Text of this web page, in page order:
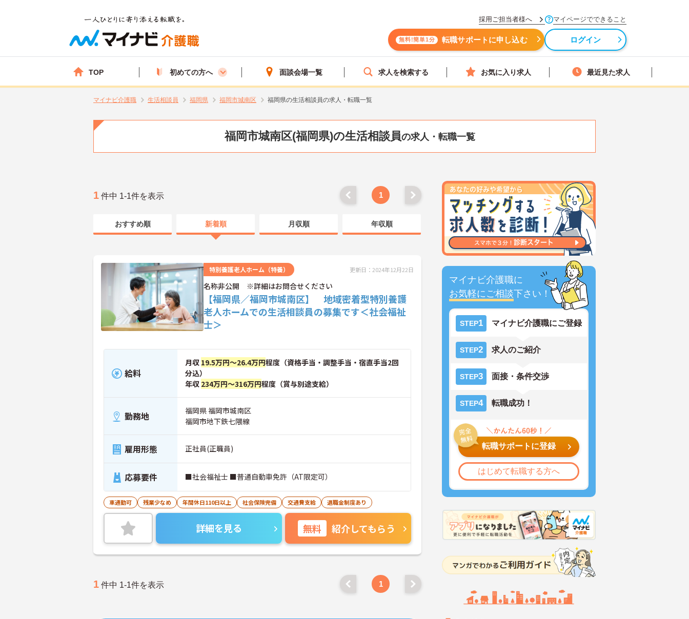
採用ご担当者様へ マイページでできること
無料!簡単1分 転職サポートに申し込む ログイン
TOP 初めての方へ 面談会場一覧 求人を検索する お気に入り求人 最近見た求人
マイナビ介護職 生活相談員 福岡県 福岡市城南区 福岡県の生活相談員の求人・転職一覧
福岡市城南区(福岡県)の生活相談員の求人・転職一覧
マイナビ介護職に
お気軽にご相談下さい！
STEP1 マイナビ介護職にご登録
STEP2 求人のご紹介
STEP3 面接・条件交渉
STEP4 転職成功！
転職サポートに登録
はじめて転職する方へ
1 件中 1-1件を表示 1
おすすめ順 新着順 月収順 年収順
特別養護老人ホーム（特養） 更新日：2024年12月22日
名称非公開 ※詳細はお問合せください
【福岡県／福岡市城南区】 地域密着型特別養護
老人ホームでの生活相談員の募集です＜社会福祉
士＞
給料
月収 19.5万円～26.4万円程度（資格手当・調整手当・宿直手当2回
分込）
年収 234万円～316万円程度（賞与別途支給）
勤務地
福岡県 福岡市城南区
福岡市地下鉄七隈線
雇用形態 正社員(正職員)
応募要件 ■社会福祉士 ■普通自動車免許（AT限定可）
車通勤可 残業少なめ 年間休日110日以上 社会保険完備 交通費支給 退職金制度あり
詳細を見る 無料 紹介してもらう
1 件中 1-1件を表示 1